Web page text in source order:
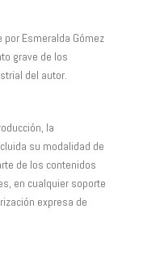
Esmeralda Gómez
grave de los
del autor.
la
su modalidad de
de los contenidos
en cualquier soporte
expresa de